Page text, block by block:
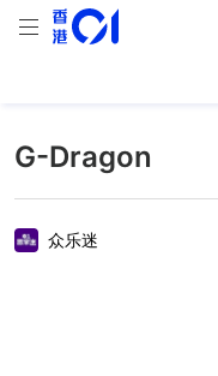
G-Dragon
众乐迷